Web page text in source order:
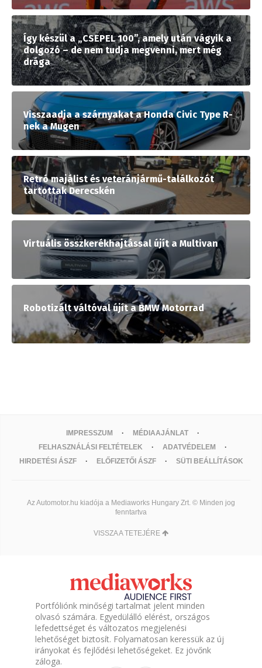
Így készül a „CSEPEL 100”, amely után vágyik a
dolgozó – de nem tudja megvenni, mert még
drága
Visszaadja a szárnyakat a Honda Civic Type R-
nek a Mugen
Retró majálist és veteránjármű-találkozót
tartottak Derecskén
Virtuális összkerékhajtással újít a Multivan
Robotizált váltóval újít a BMW Motorrad
IMPRESSZUM
MÉDIAAJÁNLAT
FELHASZNÁLÁSI FELTÉTELEK
ADATVÉDELEM
HIRDETÉSI ÁSZF
ELŐFIZETŐI ÁSZF SÜTI BEÁLLÍTÁSOK
Az Automotor.hu kiadója a Mediaworks Hungary Zrt. © Minden jog
fenntartva
VISSZA A TETEJÉRE
Portfóliónk minőségi tartalmat jelent minden
olvasó számára. Egyedülálló elérést, országos
lefedettséget és változatos megjelenési
lehetőséget biztosít. Folyamatosan keressük az új
irányokat és fejlődési lehetőségeket. Ez jövőnk
záloga.